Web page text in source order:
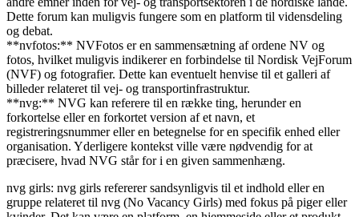
Dette forum kan muligvis fungere som en platform til vidensdeling
og debat.
**nvfotos:** NVFotos er en sammensætning af ordene NV og
fotos, hvilket muligvis indikerer en forbindelse til Nordisk VejForum
(NVF) og fotografier. Dette kan eventuelt henvise til et galleri af
billeder relateret til vej- og transportinfrastruktur.
**nvg:** NVG kan referere til en række ting, herunder en
forkortelse eller en forkortet version af et navn, et
registreringsnummer eller en betegnelse for en specifik enhed eller
organisation. Yderligere kontekst ville være nødvendig for at
præcisere, hvad NVG står for i en given sammenhæng.
nvg girls: nvg girls refererer sandsynligvis til et indhold eller en
gruppe relateret til nvg (No Vacancy Girls) med fokus på piger eller